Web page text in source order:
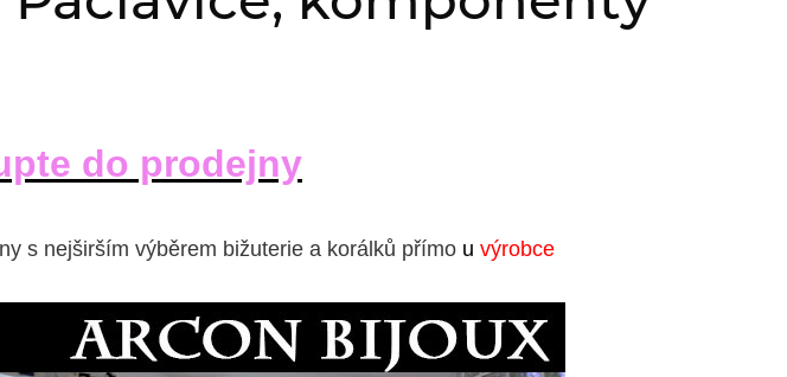
do prodejny
s nejširším výběrem bižuterie a korálků přímo u výrobce